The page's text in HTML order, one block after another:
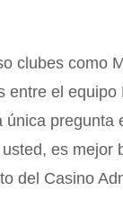
clubes como
el
pregunta
es mejor
del Casino